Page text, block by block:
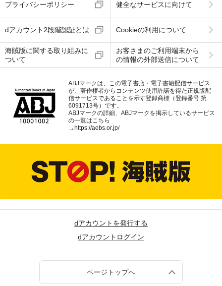
プライバシーポリシー 健全なサービスに向けて
dアカウント2段階認証とは Cookieの利用について
海賊版に関する取り組みに
ついて
お客さまのご利用端末から
の情報の外部送信について
ABJマークは、この電子書店・電子書籍配信サービス
が、著作権者からコンテンツ使用許諾を得た正規版配
信サービスであることを示す登録商標（登録番号 第
6091713号）です。
ABJマークの詳細、ABJマークを掲示しているサービス
の一覧はこちら
→ https://aebs.or.jp/
dアカウントを発行する
dアカウントログイン
ページトップへ